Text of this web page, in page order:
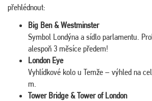
přehlédnout:
Big Ben & Westminster
Symbol Londýna a sídlo parlamentu.
alespoň 3 měsíce předem!
London Eye
Vyhlídkové kolo u Temže – výhled na
m.
Tower Bridge & Tower of London